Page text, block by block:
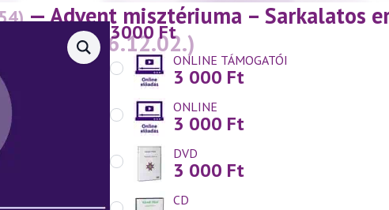
— Advent misztériuma – Sarkalatos
(2016.12.02.)
3000Ft
ONLINE TÁMOGATÓI
3 000 Ft
ONLINE
3 000 Ft
DVD
3 000 Ft
CD